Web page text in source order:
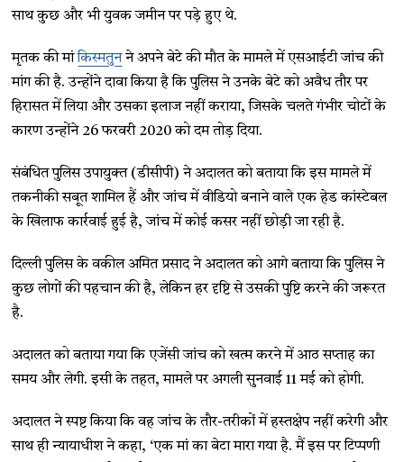
साथ कुछ और भी युवक जमीन पर पड़े हुए थे.
मृतक की मांकिस्मतुनने अपने बेटे की मौत के मामले में एसआईटी जांच की
मांग की है. उन्होंने दावा किया है कि पुलिस ने उनके बेटे को अवैध तौर पर
हिरासत में लिया और उसका इलाज नहीं कराया, जिसके चलते गंभीर चोटों के
कारण उन्होंने 26 फरवरी 2020 को दम तोड़ दिया.
संबंधित पुलिस उपायुक्त (डीसीपी) ने अदालत को बताया कि इस मामले में
तकनीकी सबूत शामिल हैं और जांच में वीडियो बनाने वाले एक हेड कांस्टेबल
के खिलाफ कार्रवाई हुई है, जांच में कोई कसर नहीं छोड़ी जा रही है.
दिल्ली पुलिस के वकील अमित प्रसाद ने अदालत को आगे बताया कि पुलिस ने
कुछ लोगों की पहचान की है, लेकिन हर दृष्टि से उसकी पुष्टि करने की जरूरत
है.
अदालत को बताया गया कि एजेंसी जांच को खत्म करने में आठ सप्ताह का
समय और लेगी. इसी के तहत, मामले पर अगली सुनवाई 11 मई को होगी.
अदालत ने स्पष्ट किया कि वह जांच के तौर-तरीकों में हस्तक्षेप नहीं करेगी और
साथ ही न्यायाधीश ने कहा, ‘एक मां का बेटा मारा गया है. मैं इस पर टिप्पणी